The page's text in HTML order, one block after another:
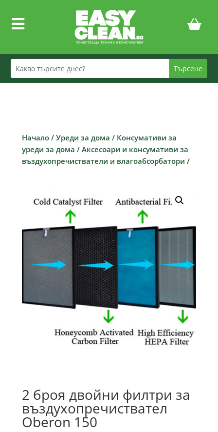

Начало/ Уреди за дома / Консумативи за
уреди за дома / Аксесоари и консумативи за
въздухопречистватели и влагоабсорбатори /
2 броя двойни филтри за
въздухопречиствател
Oberon 150